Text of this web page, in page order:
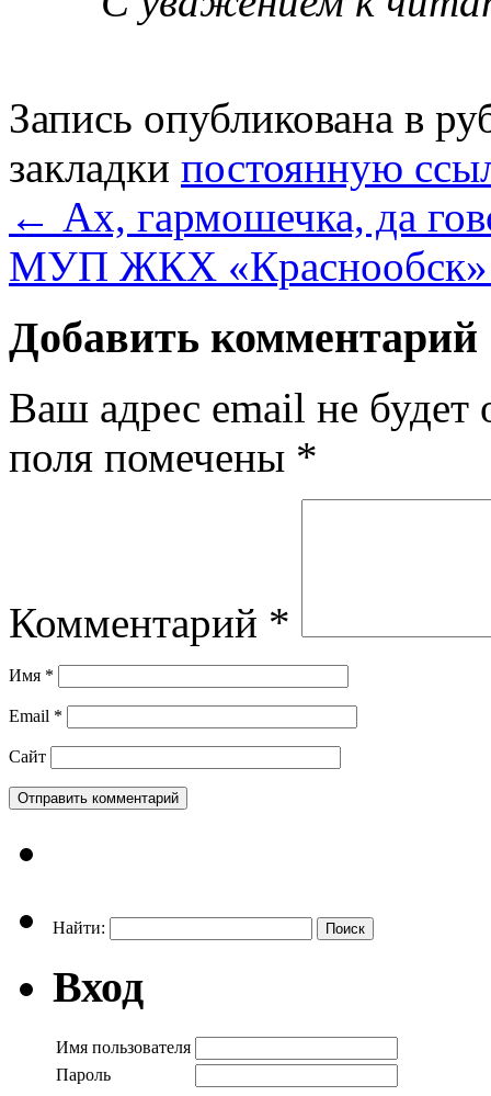
Запись опубликована в
закладки постоянную
← Ах, гармошечка, да
МУП ЖКХ «Краснообск»
Добавить комментарий
Ваш адрес email не будет
поля помечены *
Комментарий *
Имя *
Email *
Сайт
Найти:
Вход
Имя пользователя
Пароль